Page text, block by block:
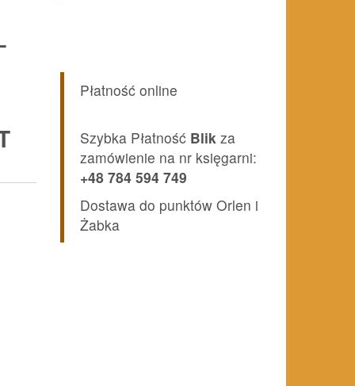
Płatność online
Szybka Płatność Blik za
zamówienie na nr księgarni:
+48 784 594 749
Dostawa do punktów Orlen i
Żabka